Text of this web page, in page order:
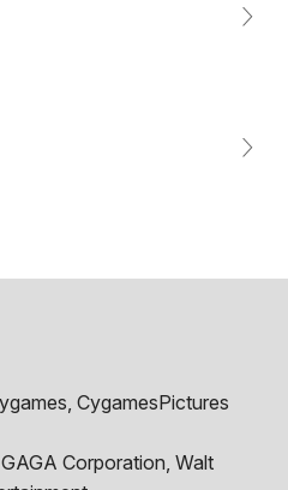
CygamesPictures
GAGA Corporation, Walt